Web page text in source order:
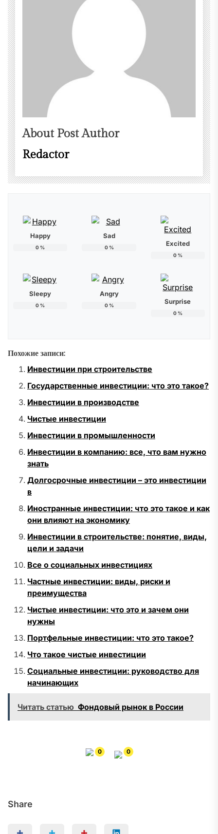
Share
About Post Author
Redactor
Happy
0 %
Sad
0% Excited
0%
Sleepy
0 %
Angry
0% Surprise
0%
Похожие записи:
Инвестиции при строительстве
Государственные инвестиции: что это такое?
Инвестиции в производстве
Чистые инвестиции
Инвестиции в промышленности
Инвестиции в компанию: все, что вам нужно
знать
Долгосрочные инвестиции – это инвестиции
в
Иностранные инвестиции: что это такое и как
они влияют на экономику
Инвестиции в строительстве: понятие, виды,
цели и задачи
Все о социальных инвестициях
Частные инвестиции: виды, риски и
преимущества
Чистые инвестиции: что это и зачем они
нужны
Портфельные инвестиции: что это такое?
Что такое чистые инвестиции
Социальные инвестиции: руководство для
начинающих
Читать статью Фондовый рынок в России
0 0